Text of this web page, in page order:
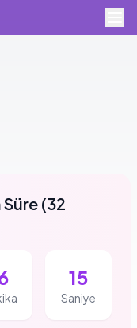
(32
14
Saniye